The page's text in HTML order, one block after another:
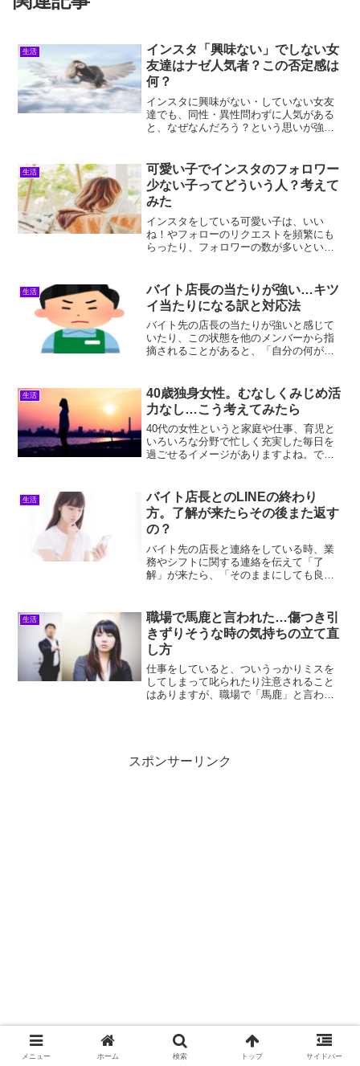
生活
インスタ「興味ない」でしない女
友達はナゼ人気者？この否定感は
何？
インスタに興味がない・していない女友
達でも、同性・異性問わずに人気がある
と、なぜなんだろう？という思いが強く
感じていて、発信も一生懸命！それなの
に、インスタに興味ない・...
生活
可愛い子でインスタのフォロワー
少ない子ってどういう人？考えて
みた
インスタをしている可愛い子は、いい
ね！やフォローのリクエストを頻繁にも
らったり、フォロワーの数が多いという
スタをのぞいてみたとき、フォロワーが
少なくてびっくり、「何か理由...
生活
バイト店長の当たりが強い…キツ
イ当たりになる訳と対応法
バイト先の店長の当たりが強いと感じて
いたり、この状態を他のメンバーから指
摘されることがあると、「自分の何がい
バイト店長の当たりが強いのはもしかす
ると、店長にもあなた自身...
生活
40歳独身女性。むなしくみじめ活
力なし…こう考えてみたら
40代の女性というと家庭や仕事、育児と
いろいろな分野で忙しく充実した毎日を
過ごせるイメージがありますよね。です
てイキイキしていないと悩んでいません
か？そして40歳独身...
生活
バイト店長とのLINEの終わり
方。了解が来たらその後また返す
の？
バイト先の店長と連絡をしている時、業
務やシフトに関する連絡を伝えて「了
解」が来たら、「そのままにしても良
一回こっちから何か言った方が…？友人
同士のLINEであれば、了解...
生活
職場で馬鹿と言われた…傷つき引
きずりそうな時の気持ちの立て直
し方
仕事をしていると、ついうっかりミスを
してしまって叱られたり注意されること
はありますが、職場で「馬鹿」と言われ
スポンサーリンク
メニュー ホーム 検索 トップ サイドバー